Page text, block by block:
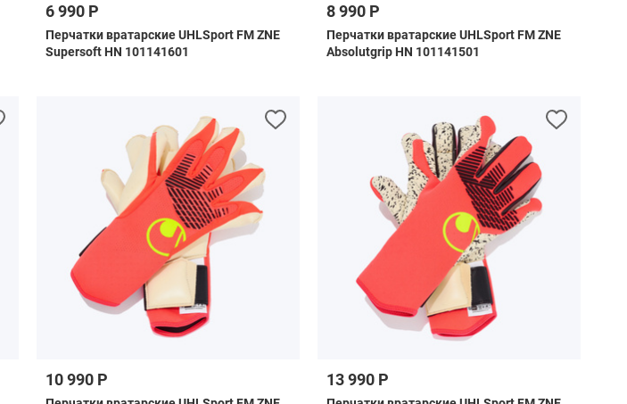
6 990 Р
Перчатки вратарские UHLSport FM ZNE
Supersoft HN 101141601
8 990 Р
Перчатки вратарские UHLSport FM ZNE
Absolutgrip HN 101141501
10 990 Р 13 990 Р